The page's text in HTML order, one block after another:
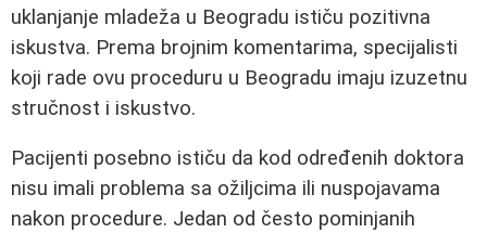
uklanjanje mladeža u Beogradu ističu pozitivna
iskustva. Prema brojnim komentarima, specijalisti
koji rade ovu proceduru u Beogradu imaju izuzetnu
stručnost i iskustvo.
Pacijenti posebno ističu da kod određenih doktora
nisu imali problema sa ožiljcima ili nuspojavama
nakon procedure. Jedan od često pominjanih